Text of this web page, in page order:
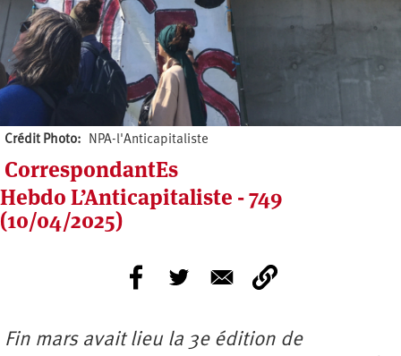
Crédit Photo NPA-l'Anticapitaliste
CorrespondantEs
Hebdo L’Anticapitaliste - 749
(10/04/2025)
Fin mars avait lieu la 3e édition de